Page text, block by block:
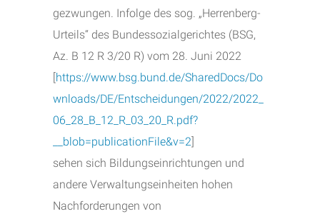
gezwungen. Infolge des sog. „Herrenberg-
Urteils“ des Bundessozialgerichtes (BSG,
Az. B 12 R 3/20 R) vom 28. Juni 2022
[https://www.bsg.bund.de/SharedDocs/Do
wnloads/DE/Entscheidungen/2022/2022_
06_28_B_12_R_03_20_R.pdf?
__blob=publicationFile&v=2]
sehen sich Bildungseinrichtungen und
andere Verwaltungseinheiten hohen
Nachforderungen von